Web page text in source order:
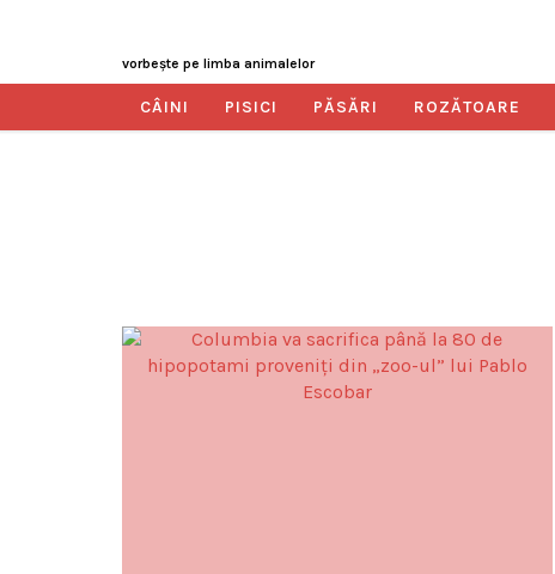
vorbeşte pe limba animalelor
CÂINI PISICI PĂSĂRI ROZĂTOARE